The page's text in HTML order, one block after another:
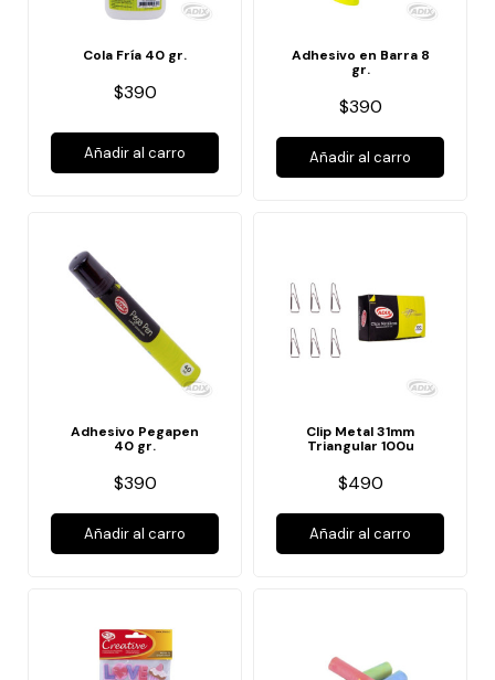
Cola Fría 40 gr.
$390
Añadir al carro
Adhesivo en Barra 8
gr.
$390
Añadir al carro
Adhesivo Pegapen
40 gr.
$390
Añadir al carro
Clip Metal 31mm
Triangular 100u
$490
Añadir al carro